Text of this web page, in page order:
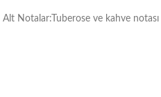
Notalar:Tuberose ve kahve